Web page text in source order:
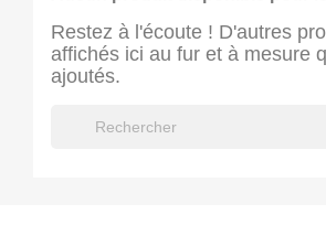
Restez à l'écoute ! D'autres
affichés ici au fur et à mesure
ajoutés.